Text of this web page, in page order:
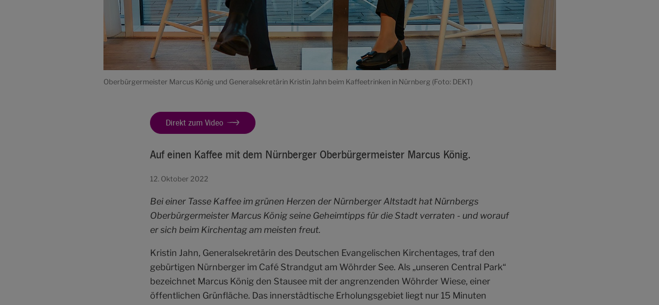
Oberbürgermeister Marcus König und Generalsekretärin Kristin Jahn beim Kaffeetrinken in Nürnberg (Foto: DEKT)
Direkt zum Video
Auf einen Kaffee mit dem Nürnberger Oberbürgermeister Marcus König.
12. Oktober 2022
Bei einer Tasse Kaffee im grünen Herzen der Nürnberger Altstadt hat Nürnbergs
Oberbürgermeister Marcus König seine Geheimtipps für die Stadt verraten - und worauf
er sich beim Kirchentag am meisten freut.
Kristin Jahn, Generalsekretärin des Deutschen Evangelischen Kirchentages, traf den
gebürtigen Nürnberger im Café Strandgut am Wöhrder See. Als „unseren Central Park“
bezeichnet Marcus König den Stausee mit der angrenzenden Wöhrder Wiese, einer
öffentlichen Grünfläche. Das innerstädtische Erholungsgebiet liegt nur 15 Minuten